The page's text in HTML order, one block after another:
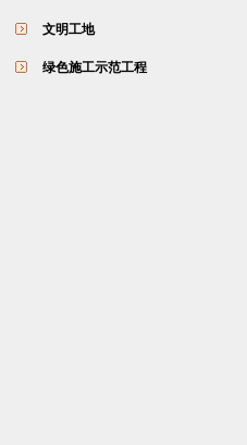
文明工地
绿色施工示范工程